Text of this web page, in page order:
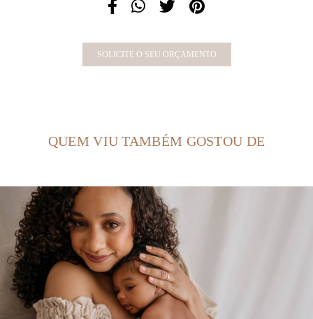
SOLICITE O SEU ORÇAMENTO
QUEM VIU TAMBÉM GOSTOU DE